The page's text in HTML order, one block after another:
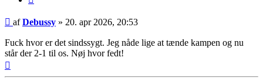
Indlæg
afDebussy » 20. apr 2026, 20:53
Fuck hvor er det sindssygt. Jeg nåde lige at tænde kampen og nu
står der 2-1 til os. Nøj hvor fedt!